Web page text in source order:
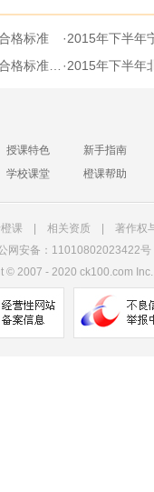
格标准 ·2015年下半年
准为55分 ·2015年下半年
授课特色
新手指南
学校课堂 橙课帮助
课| 相关资质
著作权
网安备：11010802023422号
©2007 - 2020 ck100.com